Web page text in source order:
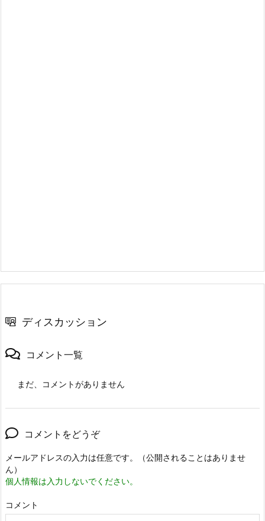
ディスカッション
コメント一覧
まだ、コメントがありません
コメントをどうぞ
メールアドレスの入力は任意です。（公開されることはありませ
ん）
個人情報は入力しないでください。
コメント